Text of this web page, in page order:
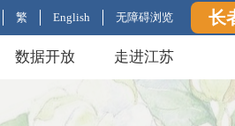
繁 English 无障碍浏览 长
数据开放 走进江苏